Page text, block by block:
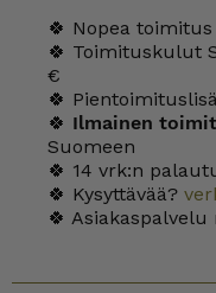
🍀 Nopea
🍀 Toimituskulut
€
🍀
🍀 Ilmainen
Suomeen
🍀 14 vrk:n
🍀 Kysyttävää?
🍀